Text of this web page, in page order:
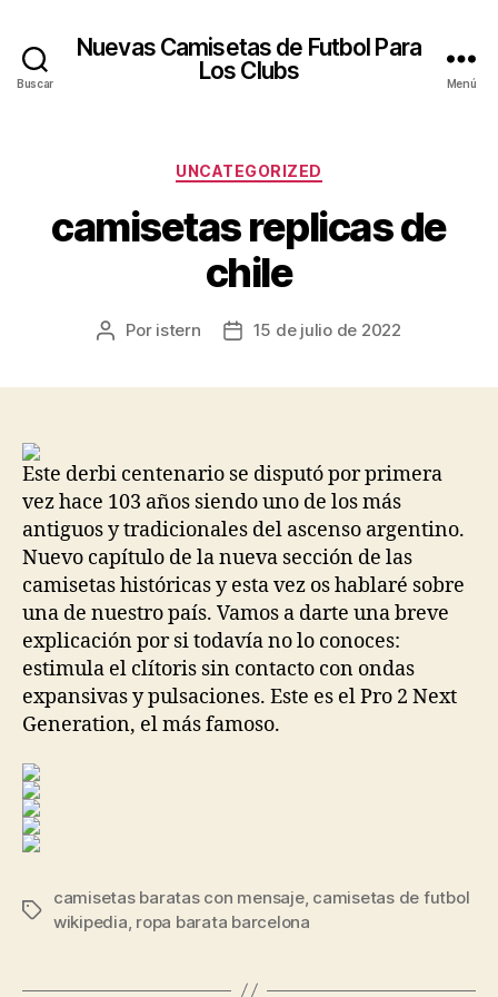
Buscar
Nuevas Camisetas de Futbol Para
Los Clubs
Menú
Categorías
UNCATEGORIZED
camisetas replicas de
chile
Autor
Por istern
Fecha15 de julio de 2022
Este derbi centenario se disputó por primera
vez hace 103 años siendo uno de los más
antiguos y tradicionales del ascenso argentino.
Nuevo capítulo de la nueva sección de las
camisetas históricas y esta vez os hablaré sobre
una de nuestro país. Vamos a darte una breve
explicación por si todavía no lo conoces:
estimula el clítoris sin contacto con ondas
expansivas y pulsaciones. Este es el Pro 2 Next
Generation, el más famoso.
Etiquetas
camisetas baratas con mensaje, camisetas de futbol
wikipedia, ropa barata barcelona